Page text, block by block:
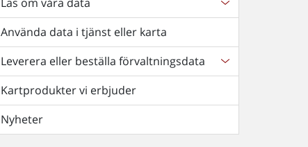
Använda data i tjänst eller karta
Leverera eller beställa förvaltningsdata
Kartprodukter vi erbjuder
Nyheter